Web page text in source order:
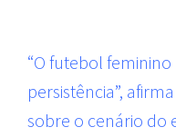
“O futebol feminino
persistência”,
sobre o cenário do